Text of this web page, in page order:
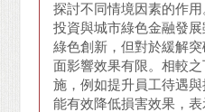
探討不同情境因素的作
投資與城市綠色金融發
綠色創新，但對於緩解
面影響效果有限。相較
施，例如提升員工待遇
能有效降低損害效果，